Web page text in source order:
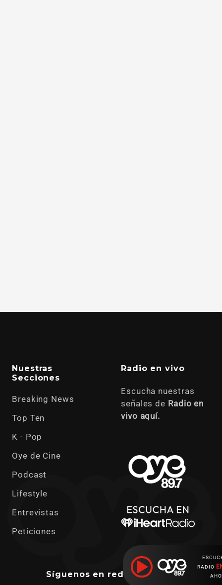
RADIO
Nuestras
Secciones
Breaking News
Top Ten
K - Pop
Oye de Cine
Podcast
Lifestyle
Entrevistas
Peticiones
Radio en vivo
Escucha nuestras
señales de Radio en
vivo aquí.
Síguenos en redes sociales